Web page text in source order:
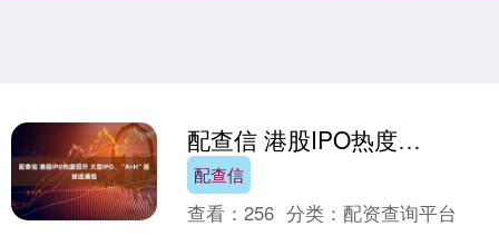
配查信 港股IPO热度回升 大型IPO、“A+H”股接连涌现
配查信
查看：256 分类：配资查询平台